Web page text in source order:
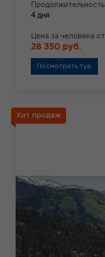
Продолжительность
4 дня
Цена за человека от
28 350 руб.
Посмотреть тур
Хит продаж